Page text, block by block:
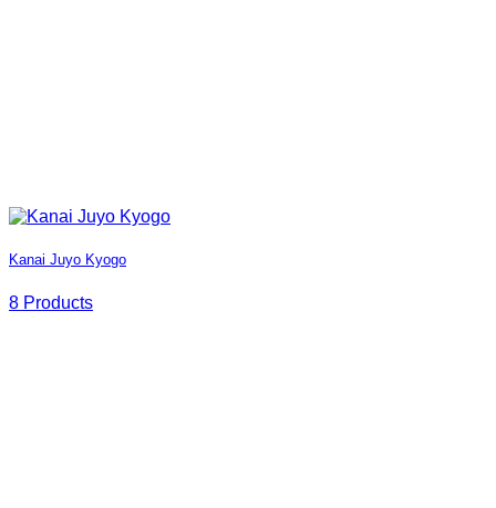
Kanai Juyo Kyogo
8 Products